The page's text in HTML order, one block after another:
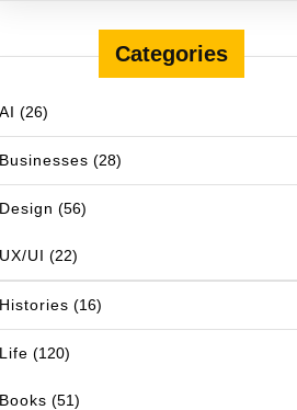
Categories
AI (26)
Businesses (28)
Design (56)
UX/UI (22)
Histories (16)
Life (120)
Books (51)